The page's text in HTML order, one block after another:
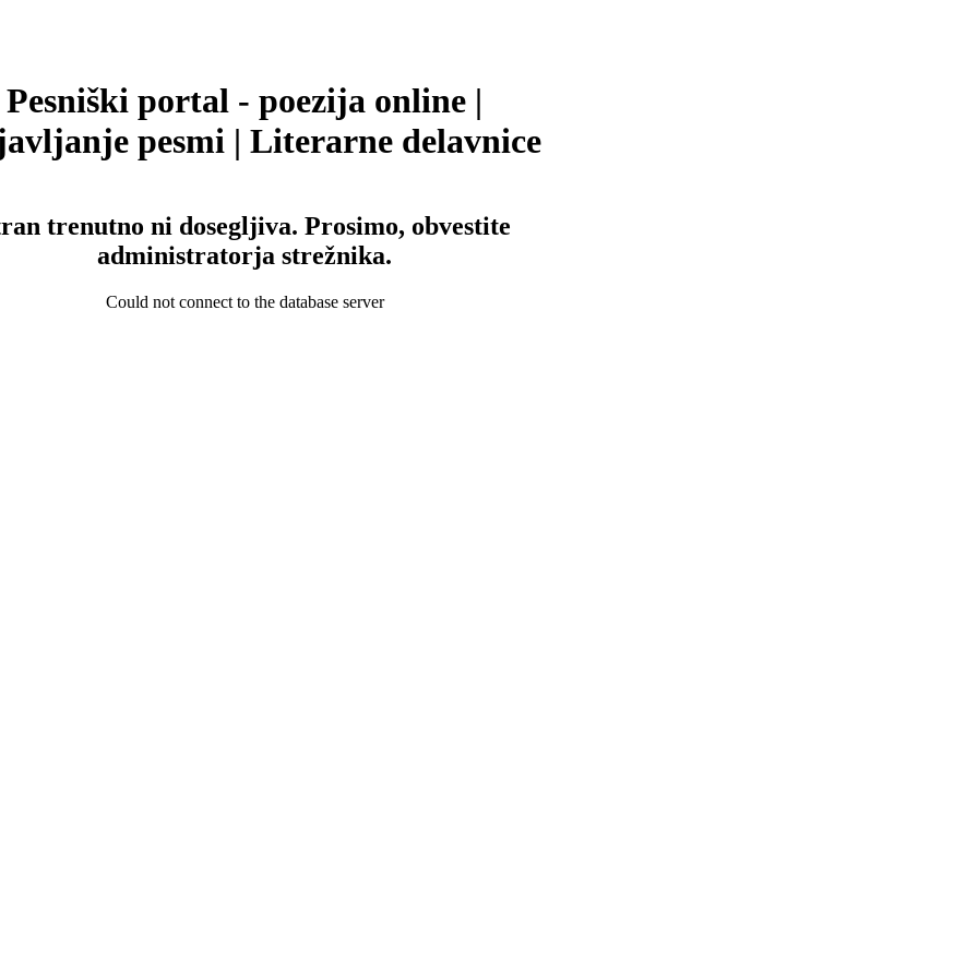
Pesniški portal - poezija online |
pesmi | Literarne delavnice
trenutno ni dosegljiva. Prosimo, obvestite
administratorja strežnika.
Could not connect to the database server